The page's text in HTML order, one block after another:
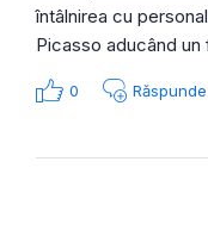
întâlnirea cu
Picasso aducând
0 Răspunde